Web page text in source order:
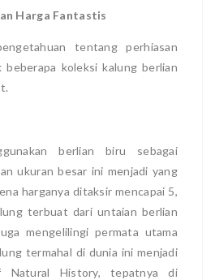
Harga Fantastis
tentang perhiasan
beberapa koleksi kalung berlian
berlian biru sebagai
ukuran besar ini menjadi yang
harganya ditaksir mencapai 5,
terbuat dari untaian berlian
mengelilingi permata utama
termahal di dunia ini menjadi
Natural History, tepatnya di